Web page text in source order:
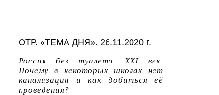
ОТР. «ТЕМА ДНЯ». 26.11.2020 г.
Россия без туалета. XXI век.
Почему в некоторых школах нет
канализации и как добиться её
проведения?